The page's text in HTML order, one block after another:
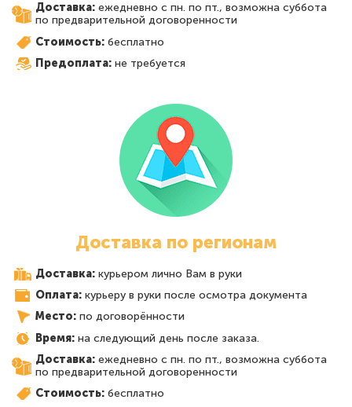
Доставка: ежедневно с пн. по пт., возможна суббота
по предварительной договоренности
Стоимость: бесплатно
Предоплата: не требуется
Доставка по регионам
Доставка: курьером лично Вам в руки
Оплата: курьеру в руки после осмотра документа
Место: по договорённости
Время: на следующий день после заказа.
Доставка: ежедневно с пн. по пт., возможна суббота
по предварительной договоренности
Стоимость: бесплатно